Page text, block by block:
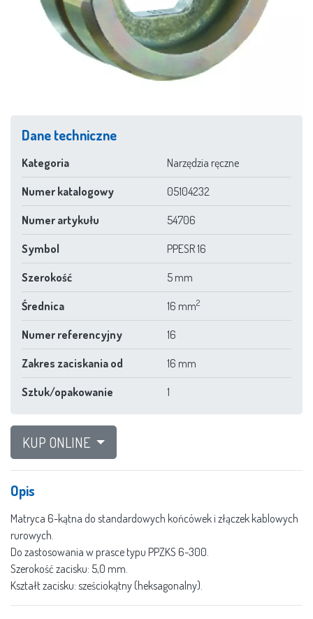
Dane techniczne
Kategoria Narzędzia ręczne
Numer katalogowy 05104232
Numer artykułu 54706
Symbol PPESR 16
Szerokość 5 mm
Średnica 16 mm2
Numer referencyjny 16
Zakres zaciskania od 16 mm
Sztuk/opakowanie 1
KUP ONLINE
Opis
Matryca 6-kątna do standardowych końcówek i złączek kablowych
rurowych.
Do zastosowania w prasce typu PPZKS 6-300.
Szerokość zacisku: 5,0 mm.
Kształt zacisku: sześciokątny (heksagonalny).